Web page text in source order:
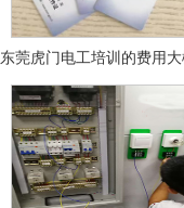
东莞虎门电工培训的费用